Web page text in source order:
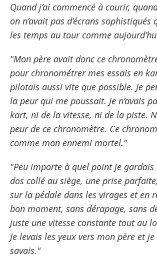
Quand j’ai commencé à courir,
on n’avait pas d’écrans
les temps au tour comme
"Mon père avait donc ce
pour chronométrer mes essais en
pilotais aussi vite que possible. Je
la peur qui me poussait. Je n’avais
kart, ni de la vitesse, ni de la piste.
peur de ce chronomètre. Ce
comme mon ennemi mortel."
"Peu importe à quel point je
dos collé au siège, une prise
sur la pédale dans les virages et en
bon moment, sans dérapage, sans
juste une vitesse constante tout au
Je levais les yeux vers mon père et je
savais."